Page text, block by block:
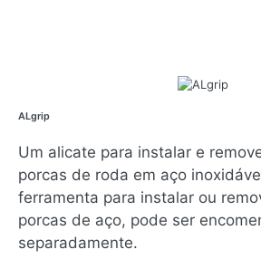
ALgrip
Um alicate para instalar e
porcas de roda em aço
ferramenta para instalar ou
porcas de aço, pode ser
separadamente.